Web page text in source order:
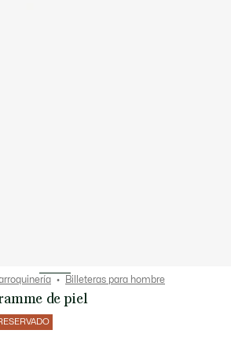
Billeteras para hombre
de piel